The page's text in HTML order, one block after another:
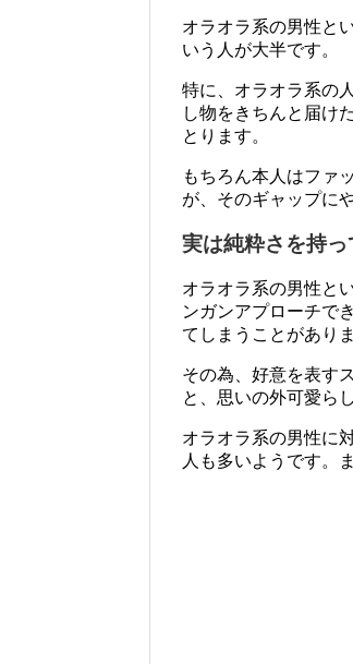
オラオラ系の男性と
いう人が大半です。
特に、オラオラ系の
し物をきちんと届け
とります。
もちろん本人はファ
が、そのギャップに
実は純粋さを持
オラオラ系の男性と
ンガンアプローチで
てしまうことがありま
その為、好意を表す
と、思いの外可愛ら
オラオラ系の男性に
人も多いようです。